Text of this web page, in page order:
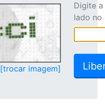
[trocar imagem]
Digite
lado no